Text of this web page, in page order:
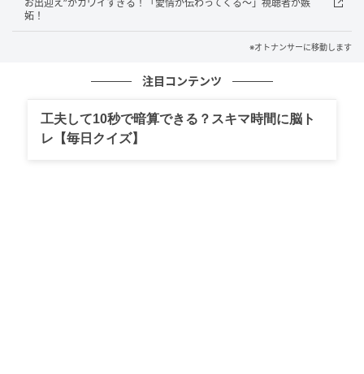
オトナンサー編集部
「どこニャ…？」生後9日の子猫たちのよちよ
ち歩きに「尊すぎる」「守ってあげたくな
お出迎え”がカワイすぎる！「愛情が伝わってくる～」視聴者が嫉
妬！
※オトナンサーに移動します
注目コンテンツ
工夫して10秒で暗算できる？スキマ時間に脳ト
レ【毎日クイズ】